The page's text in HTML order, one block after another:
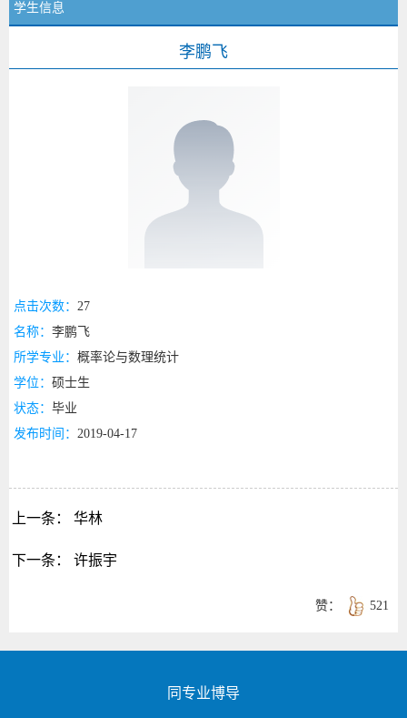
学生信息
李鹏飞
点击次数： 27
名称： 李鹏飞
所学专业： 概率论与数理统计
学位： 硕士生
状态： 毕业
发布时间： 2019-04-17
上一条： 华林
下一条： 许振宇
521
赞：
同专业博导